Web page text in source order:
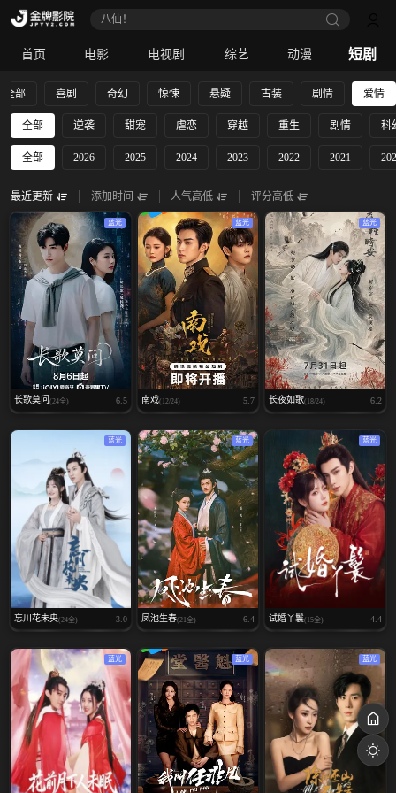
八仙！
首页 电影 电视剧 综艺 动漫 短剧
全部 喜剧 奇幻 惊悚 悬疑 古装 剧情 爱情
全部 逆袭 甜宠 虐恋 穿越 重生 剧情 科
全部 2026 2025 2024 2023 2022 2021
最近更新 添加时间 人气高低 评分高低
蓝光
长歌莫问 (24全) 6.5
蓝光
南戏(12/24) 5.7
蓝光
长夜如歌(18/24) 6.2
蓝光
忘川花未央(24全) 3.0
蓝光
凤池生春(21全) 6.4
蓝光
试婚丫鬟(15全) 4.4
蓝光 蓝光 蓝光